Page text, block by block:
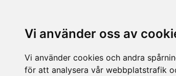
Vi använder oss av
Vi använder cookies och andra
för att analysera vår webbplatstrafik